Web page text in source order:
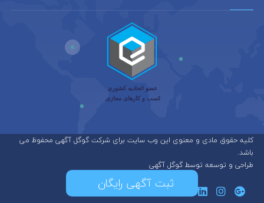
کلیه حقوق مادی و معنوی این وب سایت برای شرکت گوگل آگهی محفوظ می
باشد.
طراحی و توسعه توسط گوگل آگهی
ثبت آگهی رایگان